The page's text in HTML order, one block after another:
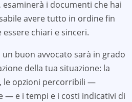
i documenti che hai
avere tutto in ordine fin
chiari e sinceri.
buon avvocato sarà in grado
della tua situazione: la
le opzioni percorribili —
— e i tempi e i costi indicativi di